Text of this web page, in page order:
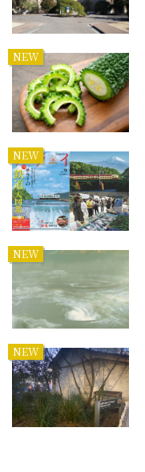
NEW
NEW
NEW
NEW